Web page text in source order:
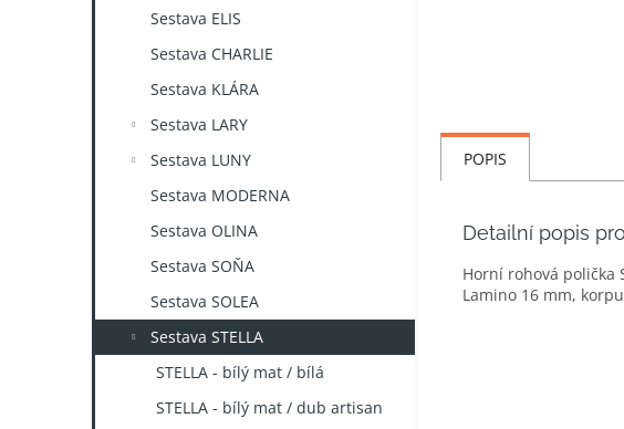
Sestava ELIS
Sestava CHARLIE
Sestava KLÁRA
Sestava LARY
Sestava LUNY
Sestava MODERNA
Sestava OLINA
Sestava SOŇA
Sestava SOLEA
Sestava STELLA
STELLA - bílý mat / bílá
STELLA - bílý mat / dub artisan
POPIS
Detailní popis
Horní rohová polička
Lamino 16 mm,